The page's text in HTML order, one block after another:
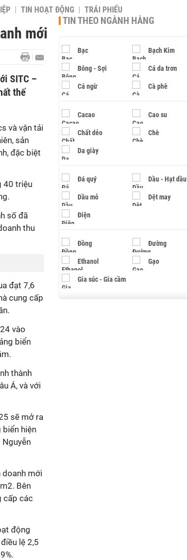
TIN HOẠT ĐỘNG TRÁI PHIẾU
mới
SITC –
thế
và vận tải
sản
đặc biệt
40 triệu
số đã
thu
đạt 7,6
cung cấp
vào
biển
thành
Á, và với
sẽ mở ra
biển hiện
Nguyễn
doanh mới
Bên
cấp các
động
lệ 2,5
TIN THEO NGÀNH HÀNG
Bạc Bạch Kim
Bông - Sợi Cá da trơn
Cá ngừ Cà phê
Cacao Cao su
Chất dẻo Chè
Da giày
Đá quý Dầu - Hạt dầu
Dầu mỏ Dệt may
Điện
Đồng Đường
Ethanol Gạo
Gia súc - Gia cầm